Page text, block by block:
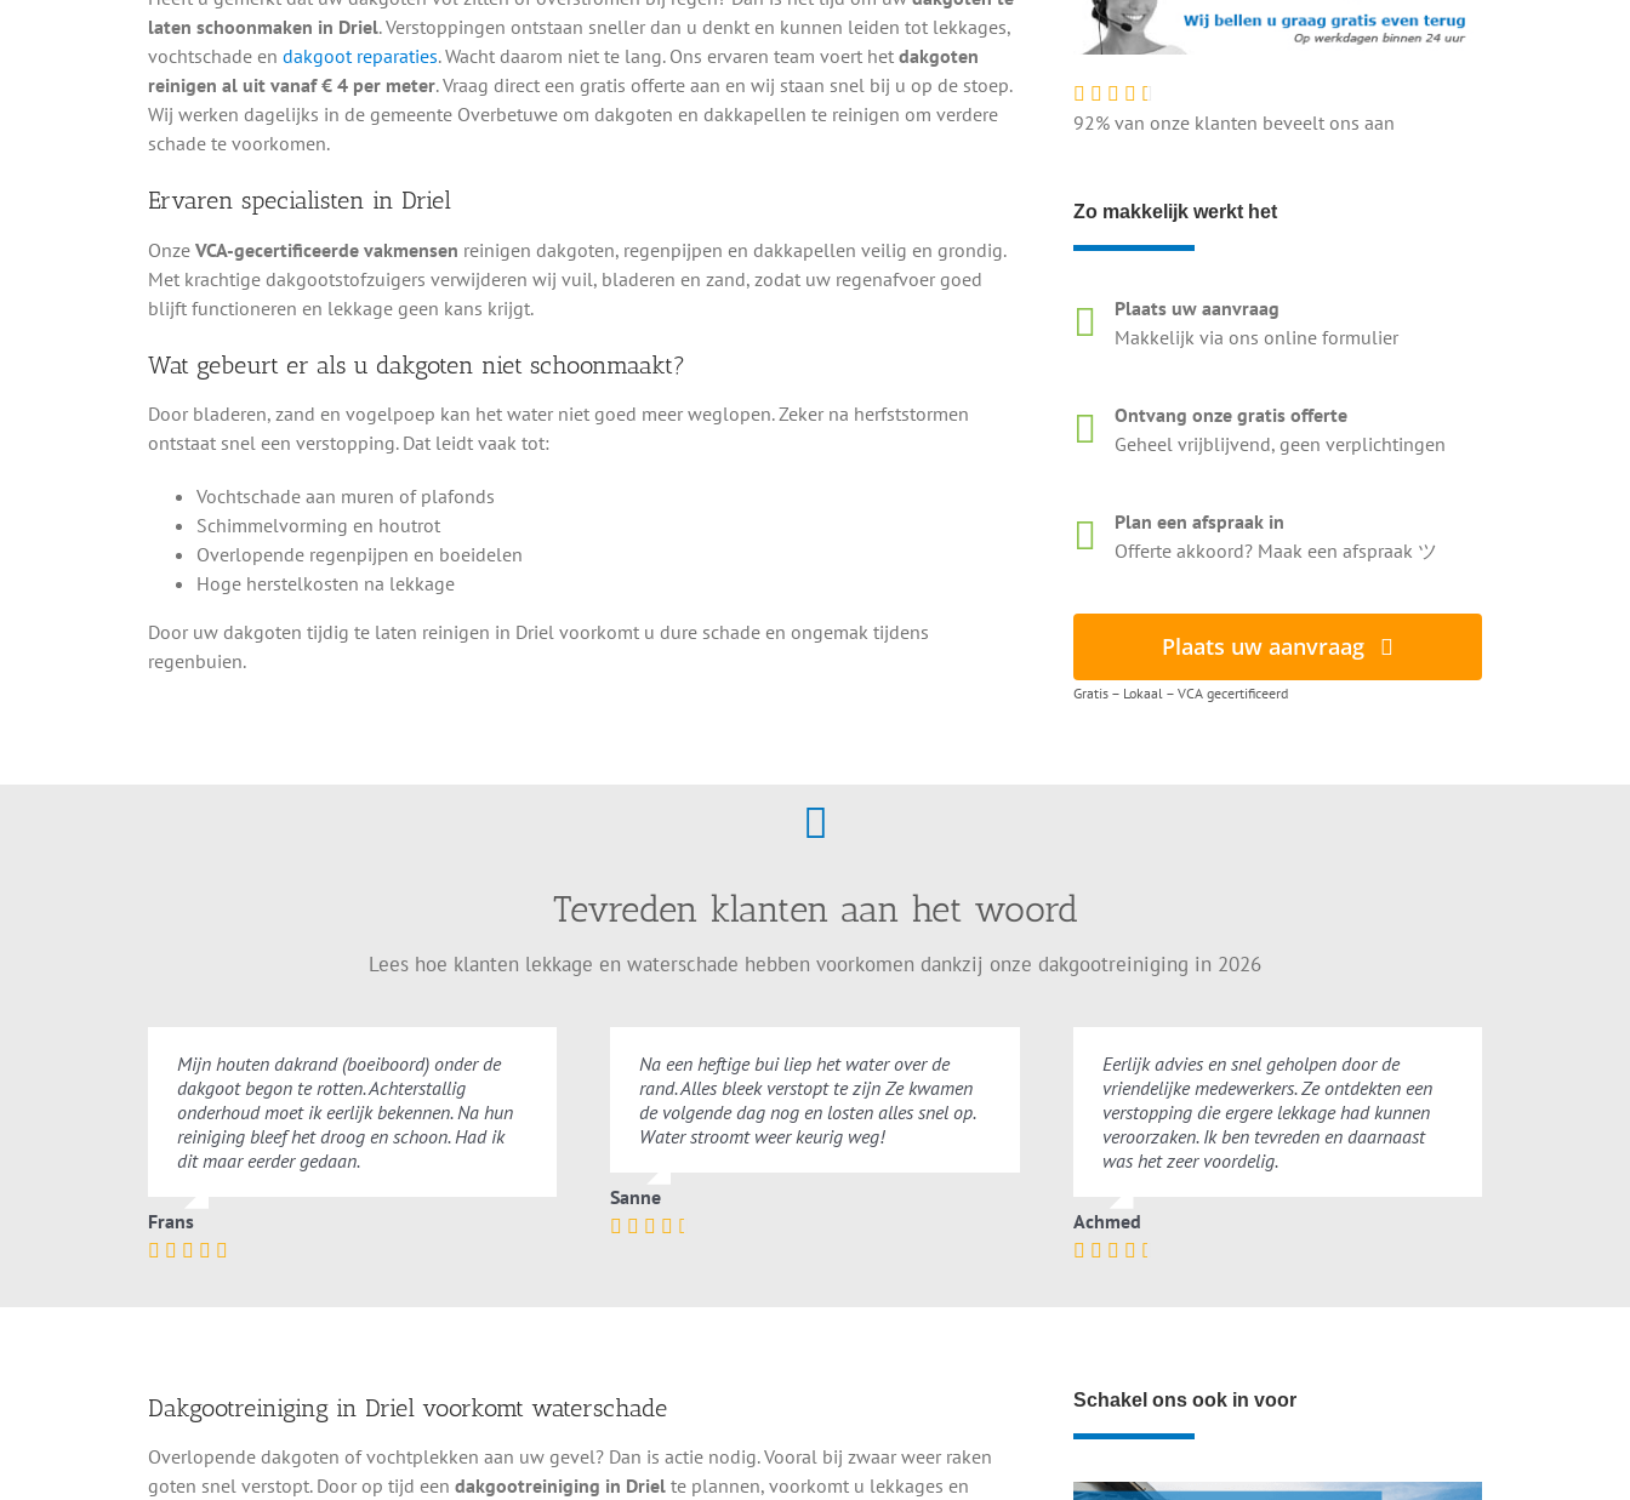
laten schoonmaken in Driel. Verstoppingen ontstaan sneller dan u denkt en kunnen leiden tot lekkages,
vochtschade en dakgoot reparaties. Wacht daarom niet te lang. Ons ervaren team voert het dakgoten
reinigen al uit vanaf € 4 per meter. Vraag direct een gratis offerte aan en wij staan snel bij u op de stoep.
Wij werken dagelijks in de gemeente Overbetuwe om dakgoten en dakkapellen te reinigen om verdere
schade te voorkomen.
Ervaren specialisten in Driel
Onze VCA-gecertificeerde vakmensen reinigen dakgoten, regenpijpen en dakkapellen veilig en grondig.
Met krachtige dakgootstofzuigers verwijderen wij vuil, bladeren en zand, zodat uw regenafvoer goed
blijft functioneren en lekkage geen kans krijgt.
Wat gebeurt er als u dakgoten niet schoonmaakt?
Door bladeren, zand en vogelpoep kan het water niet goed meer weglopen. Zeker na herfststormen
ontstaat snel een verstopping. Dat leidt vaak tot:
Vochtschade aan muren of plafonds
Schimmelvorming en houtrot
Overlopende regenpijpen en boeidelen
Hoge herstelkosten na lekkage
Door uw dakgoten tijdig te laten reinigen in Driel voorkomt u dure schade en ongemak tijdens
regenbuien.
92% van onze klanten beveelt ons aan
Zo makkelijk werkt het
Plaats uw aanvraag
Makkelijk via ons online formulier
Ontvang onze gratis offerte
Geheel vrijblijvend, geen verplichtingen
Plan een afspraak in
Offerte akkoord? Maak een afspraak ツ
Plaats uw aanvraag
Gratis – Lokaal – VCA gecertificeerd
Tevreden klanten aan het woord
Lees hoe klanten lekkage en waterschade hebben voorkomen dankzij onze dakgootreiniging in 2026
Mijn houten dakrand (boeiboord) onder de
dakgoot begon te rotten. Achterstallig
onderhoud moet ik eerlijk bekennen. Na hun
reiniging bleef het droog en schoon. Had ik
dit maar eerder gedaan.
Frans
Na een heftige bui liep het water over de
rand. Alles bleek verstopt te zijn Ze kwamen
de volgende dag nog en losten alles snel op.
Water stroomt weer keurig weg!
Sanne
Eerlijk advies en snel geholpen door de
vriendelijke medewerkers. Ze ontdekten een
verstopping die ergere lekkage had kunnen
veroorzaken. Ik ben tevreden en daarnaast
was het zeer voordelig.
Achmed
Dakgootreiniging in Driel voorkomt waterschade
Overlopende dakgoten of vochtplekken aan uw gevel? Dan is actie nodig. Vooral bij zwaar weer raken
goten snel verstopt. Door op tijd een dakgootreiniging in Drielte plannen, voorkomt u lekkages en
Schakel ons ook in voor